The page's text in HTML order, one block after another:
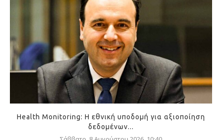
Health Monitoring: Η εθνική υποδομή για αξιοποίηση
δεδομένων...